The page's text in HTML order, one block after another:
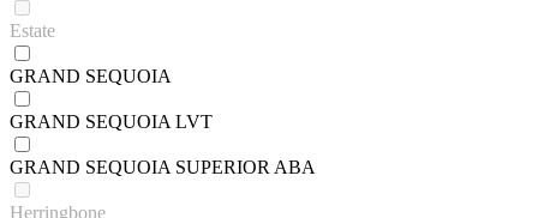
Estate
GRAND SEQUOIA
GRAND SEQUOIA LVT
GRAND SEQUOIA SUPERIOR ABA
Herringbone